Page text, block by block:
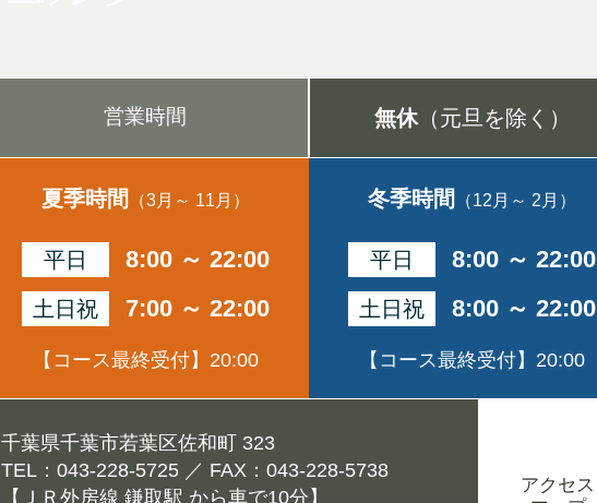
営業時間 無休（元旦を除く）
夏季時間 （3月～ 11月）
平日 8:00 ～ 22:00
土日祝 7:00 ～ 22:00
【コース最終受付】20:00
冬季時間 （12月～ 2月）
平日 8:00 ～ 22:00
土日祝 8:00 ～ 22:00
【コース最終受付】20:00
千葉県千葉市若葉区佐和町 323
TEL：043-228-5725 ／ FAX：043-228-5738
【ＪＲ外房線 鎌取駅 から車で10分】
アクセス